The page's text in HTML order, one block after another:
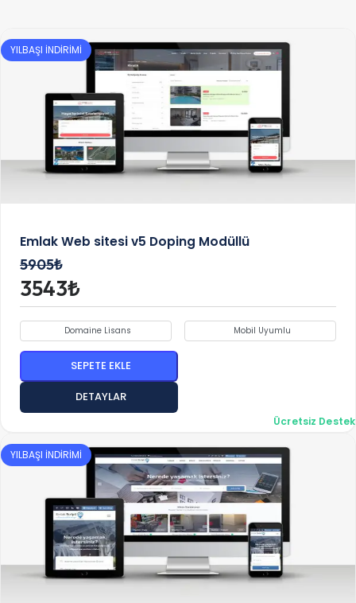
YILBAŞI İNDİRİMİ
Emlak Web sitesi v5 Doping Modüllü
5905₺
3543₺
Ücretsiz Destek
Domaine Lisans Mobil Uyumlu
SEPETE EKLE
DETAYLAR
YILBAŞI İNDİRİMİ